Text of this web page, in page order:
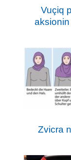
Vuçiq
Zvicra